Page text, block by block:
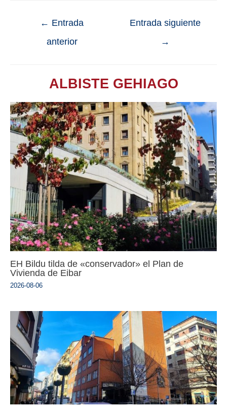
← Entrada
anterior
Entrada siguiente
→
ALBISTE GEHIAGO
EH Bildu tilda de «conservador» el Plan de
Vivienda de Eibar
2026-08-06